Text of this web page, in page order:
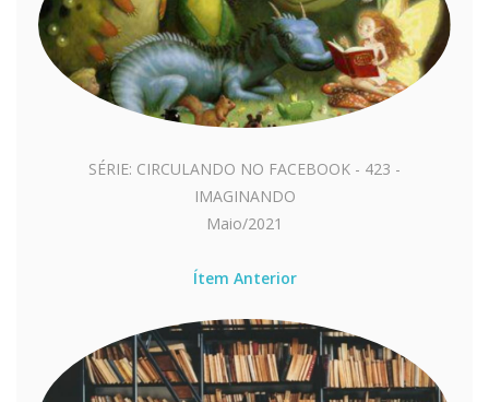
SÉRIE: CIRCULANDO NO FACEBOOK - 423 -
IMAGINANDO
Maio/2021
Ítem Anterior